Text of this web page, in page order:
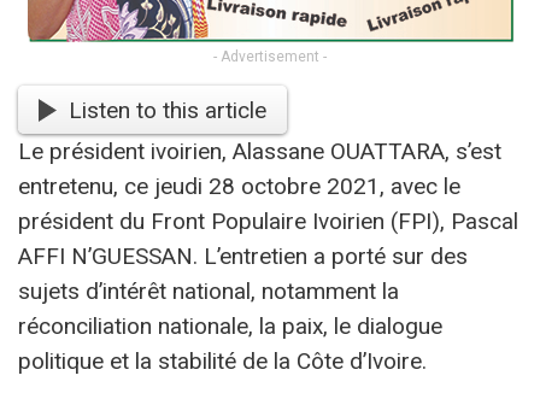
- Advertisement -
Listen to this article
Le président ivoirien, Alassane OUATTARA, s’est
entretenu, ce jeudi 28 octobre 2021, avec le
président du Front Populaire Ivoirien (FPI), Pascal
AFFI N’GUESSAN. L’entretien a porté sur des
sujets d’intérêt national, notamment la
réconciliation nationale, la paix, le dialogue
politique et la stabilité de la Côte d’Ivoire.